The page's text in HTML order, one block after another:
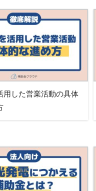
用した営業活動の具体